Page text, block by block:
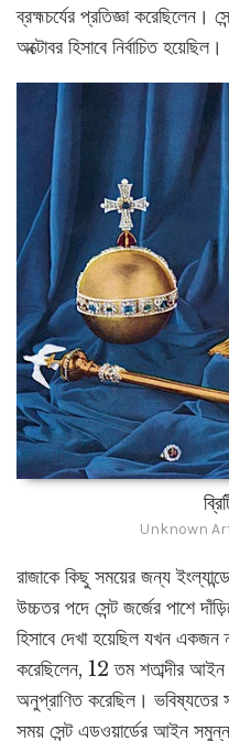
ব্রহ্মচর্যের প্রতিজ্ঞা করেছিলেন।
অক্টোবর হিসাবে নির্বাচিত হয়েছিল।
Unknown
রাজাকে কিছু সময়ের জন্য
উচ্চতর পদে সেন্ট জর্জের পাশে
হিসাবে দেখা হয়েছিল যখন একজন
করেছিলেন, 12 তম শতাব্দীর
অনুপ্রাণিত করেছিল। ভবিষ্যতের
সময় সেন্ট এডওয়ার্ডের আইন